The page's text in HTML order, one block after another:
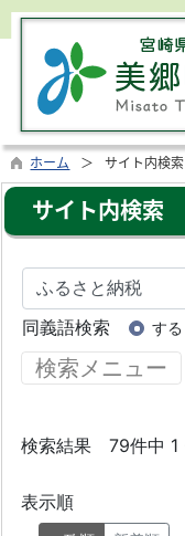
ホーム サイト内検索
サイト内検索